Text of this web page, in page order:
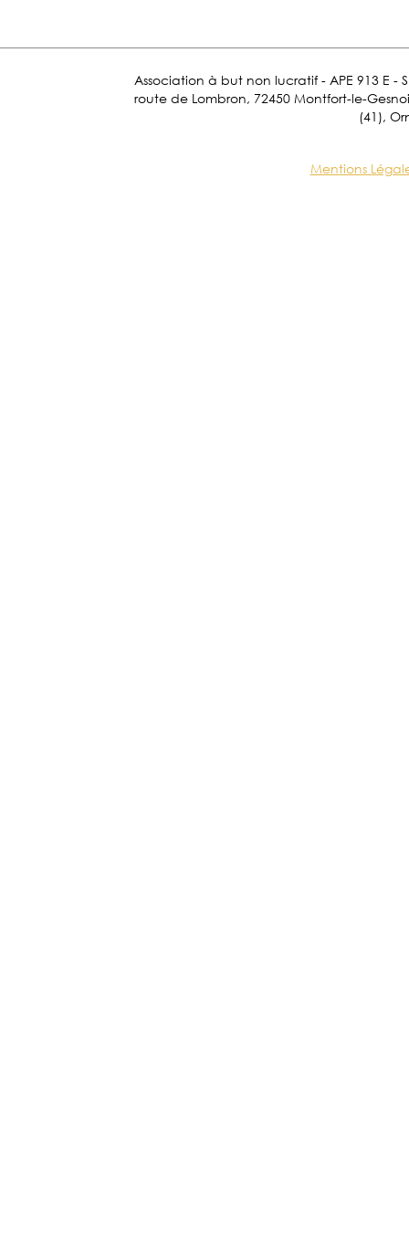
Association à but non lucratif - APE 913 E -
route de Lombron, 72450 Montfort-le-
(41),
Mentions